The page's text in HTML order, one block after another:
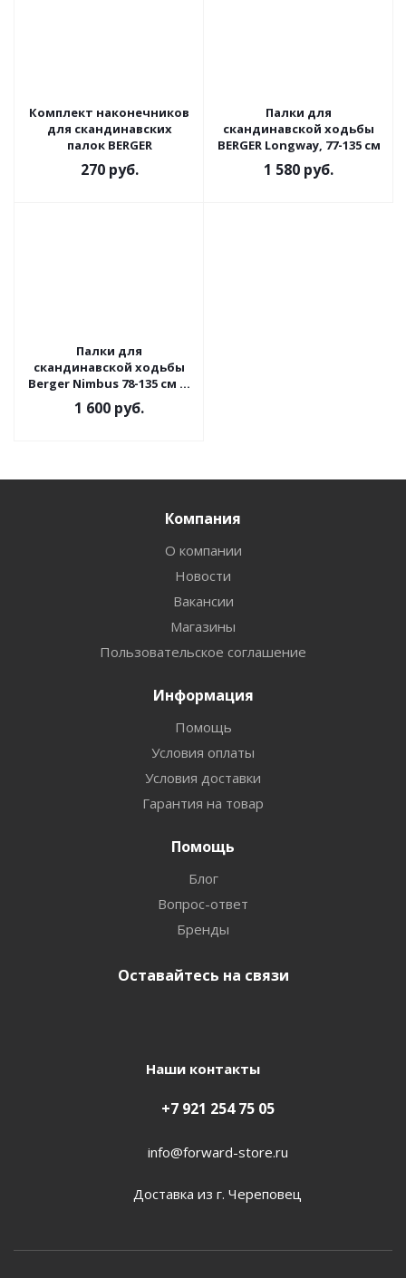
Комплект наконечников
для скандинавских
палок BERGER
270руб.
Палки для
скандинавской ходьбы
BERGER Longway, 77-135 см
1 580 руб.
Палки для
скандинавской ходьбы
Berger Nimbus 78-135 см 2-
х секционные
1 600 руб.
Компания
О компании
Новости
Вакансии
Магазины
Пользовательское соглашение
Информация
Помощь
Условия оплаты
Условия доставки
Гарантия на товар
Помощь
Блог
Вопрос-ответ
Бренды
Оставайтесь на связи
Наши контакты
+7 921 254 75 05
info@forward-store.ru
Доставка из г. Череповец